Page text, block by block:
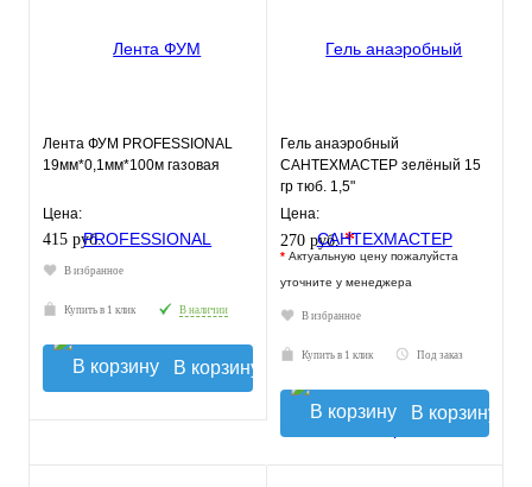
Лента ФУМ PROFESSIONAL
19мм*0,1мм*100м газовая
Цена:
415 руб.
В избранное
Купить в 1 клик В наличии
В корзину
Гель анаэробный
САНТЕХМАСТЕР зелёный 15
гр тюб. 1,5"
Цена:
270 руб.*
* Актуальную цену пожалуйста
уточните у менеджера
В избранное
Купить в 1 клик Под заказ
В корзину